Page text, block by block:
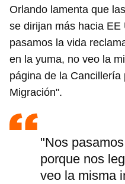
Orlando lamenta que
se dirijan más hacia
pasamos la vida
en la yuma, no veo la
página de la
Migración".
"Nos
porque nos
veo la misma